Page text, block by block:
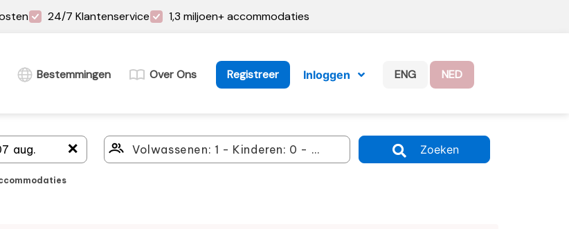
24/7 Klantenservice 1,3 miljoen+ accommodaties
Bestemmingen Over Ons Registreer Inloggen ENG NED
＋ Zoeken